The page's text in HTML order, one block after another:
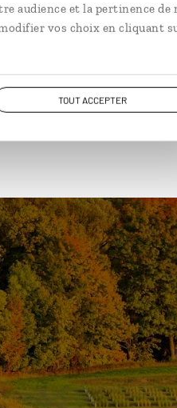
audience et la pertinence de
vos choix en cliquant
TOUT ACCEPTER